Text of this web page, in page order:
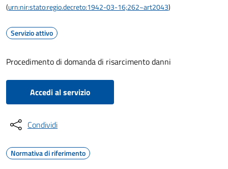
(urn:nir:stato:regio.decreto:1942-03-16;262~art2043)
Servizio attivo
Procedimento di domanda di risarcimento danni
Accedi al servizio
Condividi
Normativa di riferimento